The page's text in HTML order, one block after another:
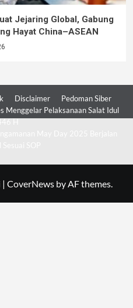
Jejaring Global, Gabung
Hayat China–ASEAN
Disclaimer
Pedoman Siber
Menggelar Pelaksanaan Salat Idul
| CoverNewsby AF themes.